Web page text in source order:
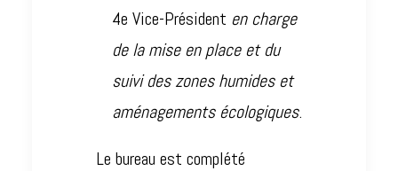
4e Vice-Président en charge
de la mise en place et du
suivi des zones humides et
aménagements écologiques.
Le bureau est complété